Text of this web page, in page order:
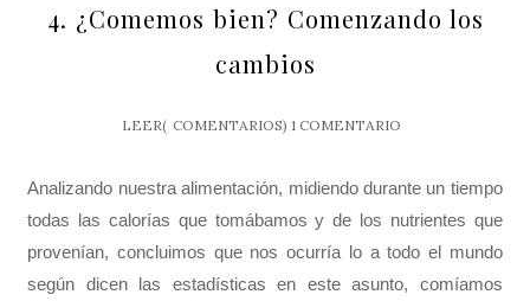
4. ¿Comemos bien? Comenzando los
cambios
LEER( COMENTARIOS) 1 COMENTARIO
Analizando nuestra alimentación, midiendo durante un tiempo
todas las calorías que tomábamos y de los nutrientes que
provenían, concluimos que nos ocurría lo a todo el mundo
según dicen las estadísticas en este asunto, comíamos